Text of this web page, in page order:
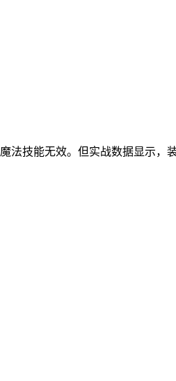
法技能无效。但实战数据显示，